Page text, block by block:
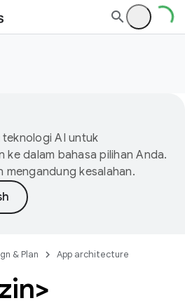
AI untuk
ke dalam bahasa pilihan Anda.
mengandung kesalahan.
& Plan App architecture